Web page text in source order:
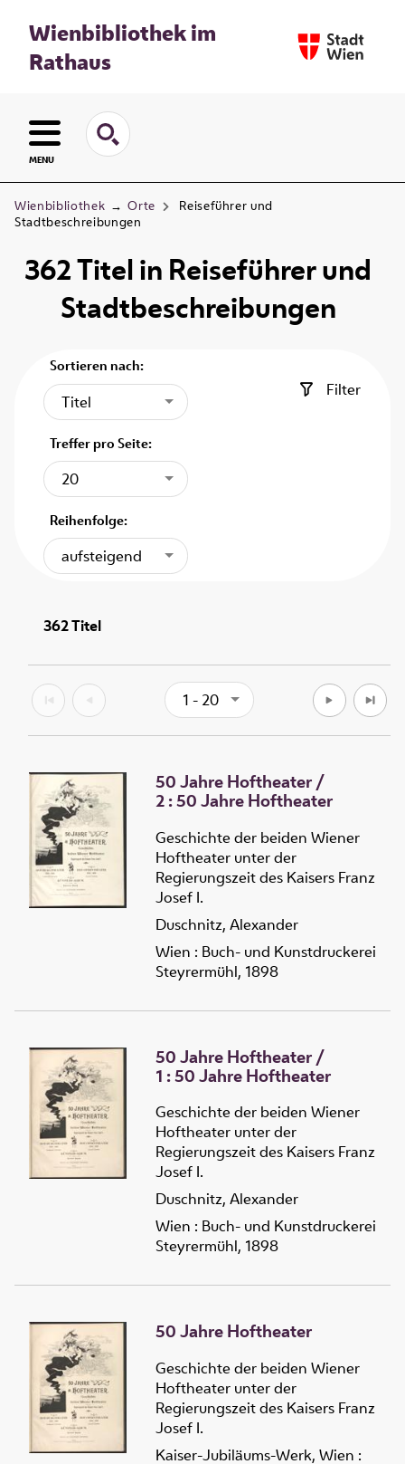
Wienbibliothek im
Rathaus
MENU
Wienbibliothek → Orte
Reiseführer und
Stadtbeschreibungen
362Titelin Reiseführer und
Stadtbeschreibungen
Sortieren nach:
Titel
Treffer pro Seite:
20
Reihenfolge:
aufsteigend
Filter
362Titel
1 - 20
50 Jahre Hoftheater/
2 :50 Jahre Hoftheater
Geschichte der beiden Wiener
Hoftheater unter der
Regierungszeit des Kaisers Franz
Josef I.
Duschnitz, Alexander
Wien : Buch- und Kunstdruckerei
Steyrermühl, 1898
50 Jahre Hoftheater/
1 :50 Jahre Hoftheater
Geschichte der beiden Wiener
Hoftheater unter der
Regierungszeit des Kaisers Franz
Josef I.
Duschnitz, Alexander
Wien : Buch- und Kunstdruckerei
Steyrermühl, 1898
50 Jahre Hoftheater
Geschichte der beiden Wiener
Hoftheater unter der
Regierungszeit des Kaisers Franz
Josef I.
Kaiser-Jubiläums-Werk, Wien :